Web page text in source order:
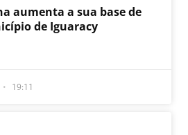
aumenta a sua base de
de Iguaracy
19:11